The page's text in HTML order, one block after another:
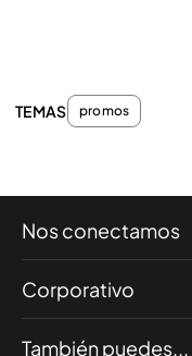
TEMAS promos
Nos conectamos
Corporativo
También puedes...